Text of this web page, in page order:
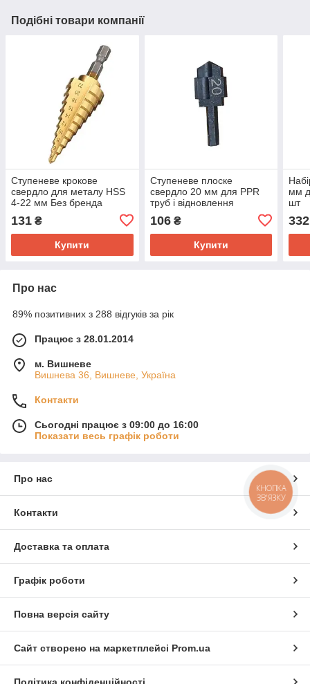
Подібні товари компанії
Ступеневе крокове
свердло для металу HSS
4-22 мм Без бренда
131 ₴
Купити
Ступеневе плоске
свердло 20 мм для PPR
труб і відновлення
фітингів, HSS Без бренда
106₴
Купити
мм
шт
332
Про нас
89% позитивних з 288 відгуків за рік
Працює з 28.01.2014
м. Вишневе
Вишнева 36, Вишневе, Україна
Контакти
Сьогодні працює з 09:00 до 16:00
Показати весь графік роботи
Про нас
Контакти
Доставка та оплата
Графік роботи
Повна версія сайту
Сайт створено на маркетплейсі Prom.ua
КНОПКА
ЗВ'ЯЗКУ